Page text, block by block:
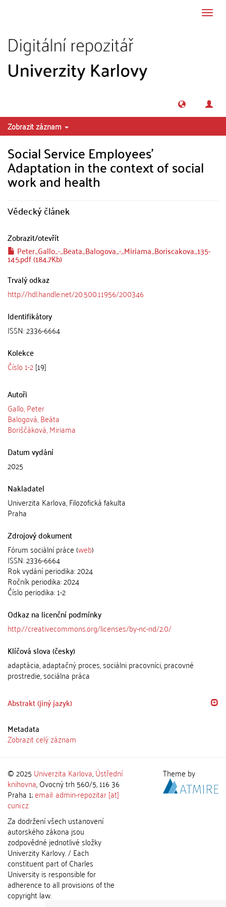
Zobrazit záznam
Social Service Employees’
Adaptation in the context of social
work and health
Vědecký článek
Zobrazit/otevřít
Peter_Gallo_-_Beata_Balogova_-_Miriama_Boriscakova_135-
145.pdf (184.7Kb)
Trvalý odkaz
http://hdl.handle.net/20.500.11956/200346
Identifikátory
ISSN: 2336-6664
Kolekce
Číslo 1-2[19]
Autoři
Gallo, Peter
Balogová, Beáta
Boriščáková, Miriama
Datum vydání
2025
Nakladatel
Univerzita Karlova, Filozofická fakulta
Praha
Zdrojový dokument
Fórum sociální práce (web)
ISSN: 2336-6664
Rok vydání periodika: 2024
Ročník periodika: 2024
Číslo periodika: 1-2
Odkaz na licenční podmínky
http://creativecommons.org/licenses/by-nc-nd/2.0/
Klíčová slova (česky)
adaptácia, adaptačný proces, sociálni pracovníci, pracovné
prostredie, sociálna práca
Abstrakt (jiný jazyk)
Metadata
Zobrazit celý záznam
© 2025 Univerzita Karlova,Ústřední
knihovna, Ovocný trh 560/5, 116 36
Praha 1;email: admin-repozitar [at]
cuni.cz
Za dodržení všech ustanovení
autorského zákona jsou
zodpovědné jednotlivé složky
Univerzity Karlovy. / Each
constituent part of Charles
University is responsible for
adherence to all provisions of the
copyright law.
Theme by